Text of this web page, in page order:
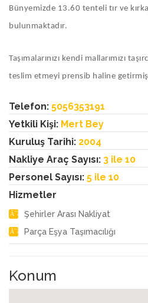
Bünyemizde 13.60 tenteli tır ve
bulunmaktadır.
Taşımalarınızı kendi mallarımızı
teslim etmeyi prensib haline
Telefon: 5056353191
Yetkili Kişi: Mert Bey
Kuruluş Tarihi: 2004
Nakliye Araç Sayısı: 3 ile 10
Personel Sayısı: 5 ile 10
Hizmetler
Şehirler Arası Nakliyat
Parça Eşya Taşımacılığı
Konum